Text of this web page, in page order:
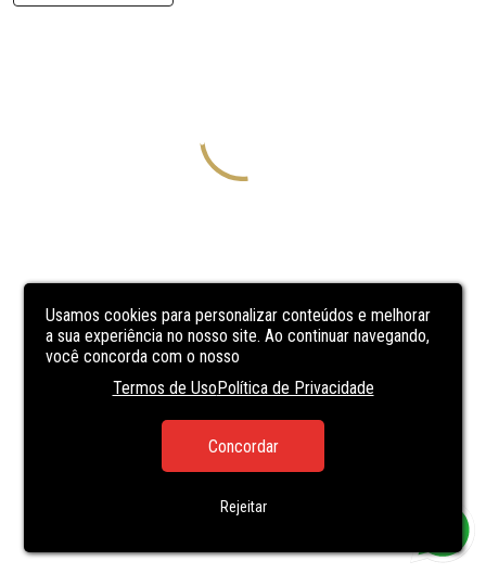
Usamos cookies para personalizar conteúdos e melhorar
a sua experiência no nosso site. Ao continuar navegando,
você concorda com o nosso
Termos de UsoPolítica de Privacidade
Concordar
Rejeitar